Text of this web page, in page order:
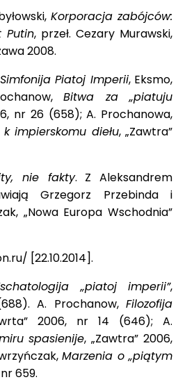
Korporacja zabójców:
Putin, przeł. Cezary Murawski,
2008.
Simfonija Piatoj Imperii, Eksmo,
Bitwa za „piatuju
nr 26 (658); A. Prochanowa,
impierskomu diełu, „Zawtra”
nie fakty. Z Aleksandrem
Grzegorz Przebinda i
„Nowa Europa Wschodnia”
[22.10.2014].
„piatoj imperii”,
A. Prochanow, Filozofija
2006, nr 14 (646); A.
spasienije, „Zawtra” 2006,
Marzenia o „piątym
nr 659.